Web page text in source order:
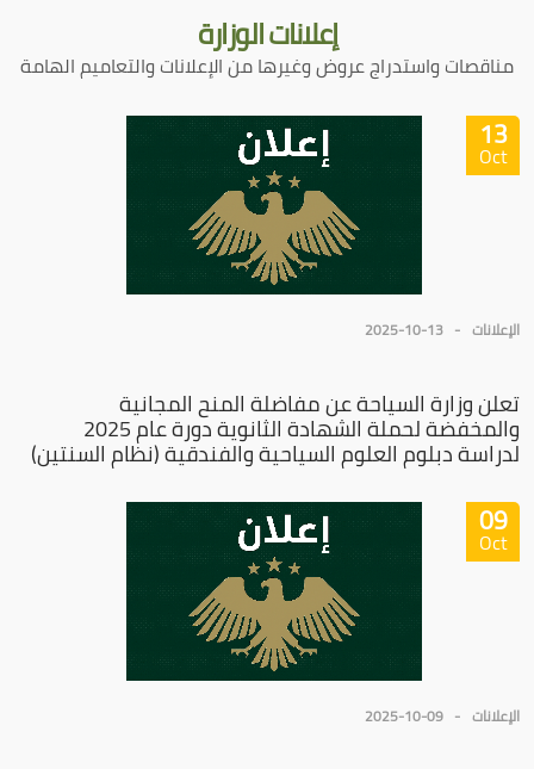
إعلاناتالوزارة
مناقصات واستدراج عروض وغيرها من الإعلانات والتعاميم الهامة
13
Oct
الإعلانات 2025-10-13
تعلن وزارة السياحة عن مفاضلة المنح المجانية
والمخفضة لحملة الشهادة الثانوية دورة عام 2025
لدراسة دبلوم العلوم السياحية والفندقية (نظام السنتين)
09
Oct
الإعلانات 2025-10-09